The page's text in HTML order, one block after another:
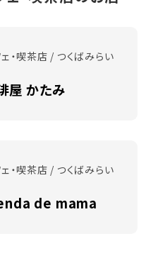
・喫茶店 / つくばみらい
屋 かたみ
・喫茶店 / つくばみらい
de mama